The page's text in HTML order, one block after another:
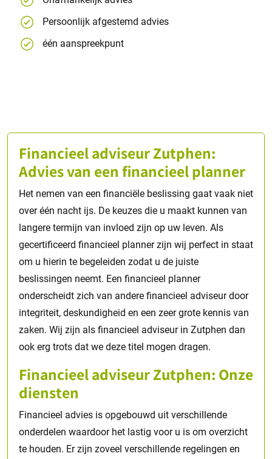
Persoonlijk afgestemd advies
één aanspreekpunt
Financieel adviseur Zutphen:
Advies van een financieel planner
Het nemen van een financiële beslissing gaat vaak niet
over één nacht ijs. De keuzes die u maakt kunnen van
langere termijn van invloed zijn op uw leven. Als
gecertificeerd financieel planner zijn wij perfect in staat
om u hierin te begeleiden zodat u de juiste
beslissingen neemt. Een financieel planner
onderscheidt zich van andere financieel adviseur door
integriteit, deskundigheid en een zeer grote kennis van
zaken. Wij zijn als financieel adviseur in Zutphen dan
ook erg trots dat we deze titel mogen dragen.
Financieel adviseur Zutphen: Onze
diensten
Financieel advies is opgebouwd uit verschillende
onderdelen waardoor het lastig voor u is om overzicht
te houden. Er zijn zoveel verschillende regelingen en